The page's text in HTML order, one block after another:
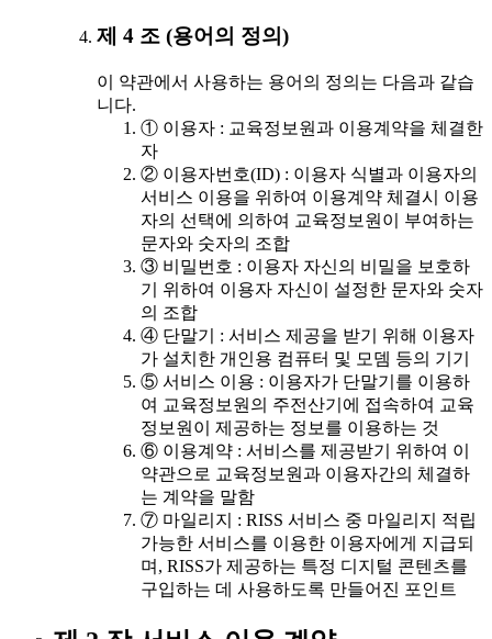
제 4 조 (용어의 정의)
이 약관에서 사용하는 용어의 정의는 다음과 같습
니다.
① 이용자 : 교육정보원과 이용계약을 체결한
자
② 이용자번호(ID) : 이용자 식별과 이용자의
서비스 이용을 위하여 이용계약 체결시 이용
자의 선택에 의하여 교육정보원이 부여하는
문자와 숫자의 조합
③ 비밀번호 : 이용자 자신의 비밀을 보호하
기 위하여 이용자 자신이 설정한 문자와 숫자
의 조합
④ 단말기 : 서비스 제공을 받기 위해 이용자
가 설치한 개인용 컴퓨터 및 모뎀 등의 기기
⑤ 서비스 이용 : 이용자가 단말기를 이용하
여 교육정보원의 주전산기에 접속하여 교육
정보원이 제공하는 정보를 이용하는 것
⑥ 이용계약 : 서비스를 제공받기 위하여 이
약관으로 교육정보원과 이용자간의 체결하
는 계약을 말함
⑦ 마일리지 : RISS 서비스 중 마일리지 적립
가능한 서비스를 이용한 이용자에게 지급되
며, RISS가 제공하는 특정 디지털 콘텐츠를
구입하는 데 사용하도록 만들어진 포인트